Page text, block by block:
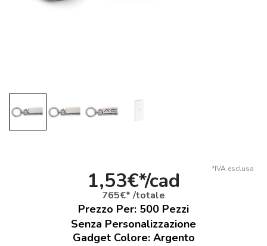
*IVA esclusa
1,53€*/cad
765€* /totale
Prezzo Per: 500 Pezzi
Senza Personalizzazione
Gadget Colore: Argento